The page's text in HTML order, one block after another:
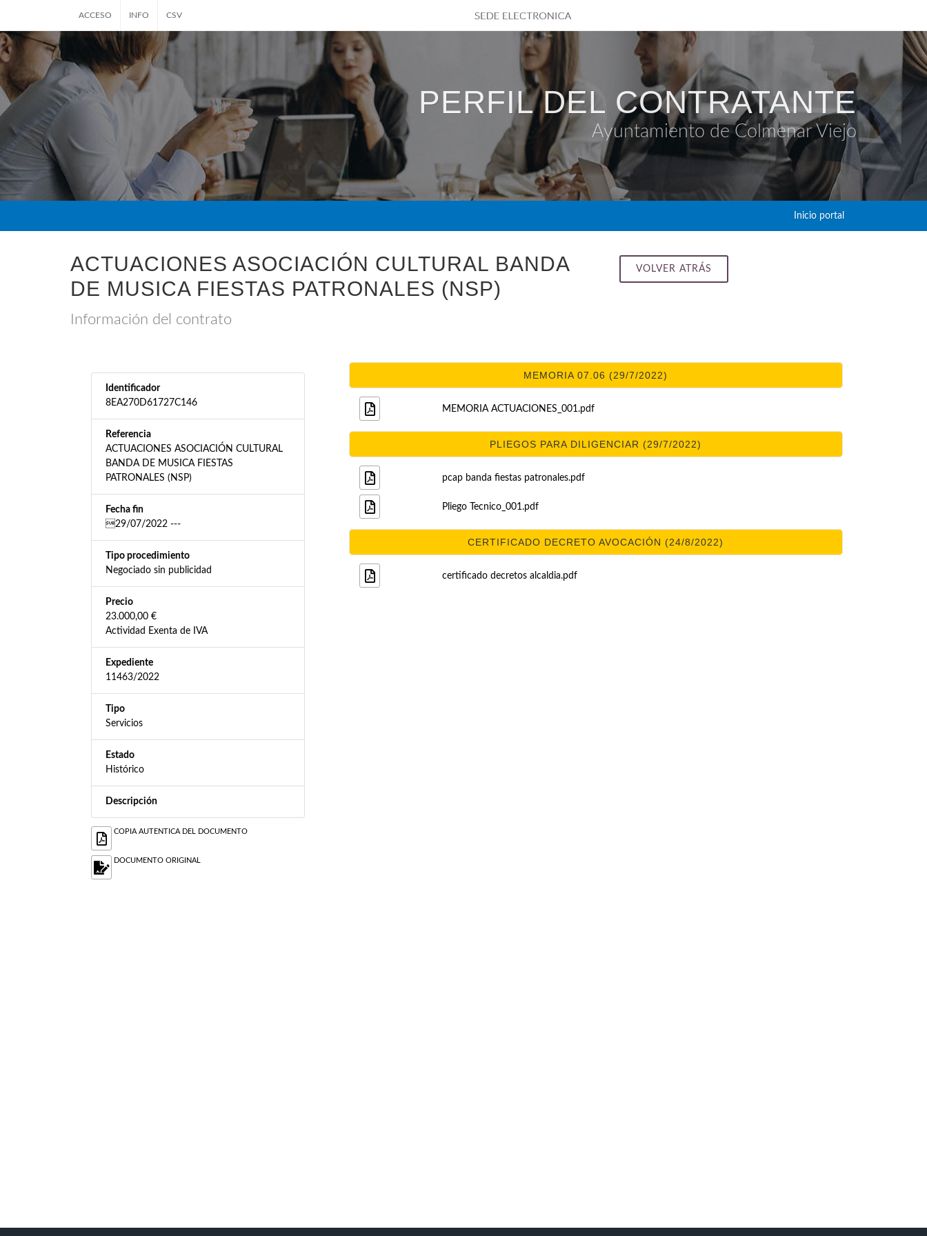
ACCESO INFO CSV
PERFIL DEL CONTRATANTE
Ayuntamiento de Colmenar Viejo
Inicio portal
ACTUACIONES ASOCIACIÓN CULTURAL BANDA
DE MUSICA FIESTAS PATRONALES (NSP)
Información del contrato
VOLVER ATRÁS
Identificador
8EA270D61727C146
Referencia
ACTUACIONES ASOCIACIÓN CULTURAL
BANDA DE MUSICA FIESTAS
PATRONALES (NSP)
Fecha fin
29/07/2022 ---
Tipo procedimiento
Negociado sin publicidad
Precio
23.000,00 €
Actividad Exenta de IVA
Expediente
11463/2022
Tipo
Servicios
Estado
Histórico
Descripción
COPIA AUTENTICA DEL DOCUMENTO
DOCUMENTO ORIGINAL
MEMORIA 07.06 (29/7/2022)
MEMORIA ACTUACIONES_001.pdf
PLIEGOS PARA DILIGENCIAR (29/7/2022)
pcap banda fiestas patronales.pdf
Pliego Tecnico_001.pdf
CERTIFICADO DECRETO AVOCACIÓN (24/8/2022)
certificado decretos alcaldia.pdf